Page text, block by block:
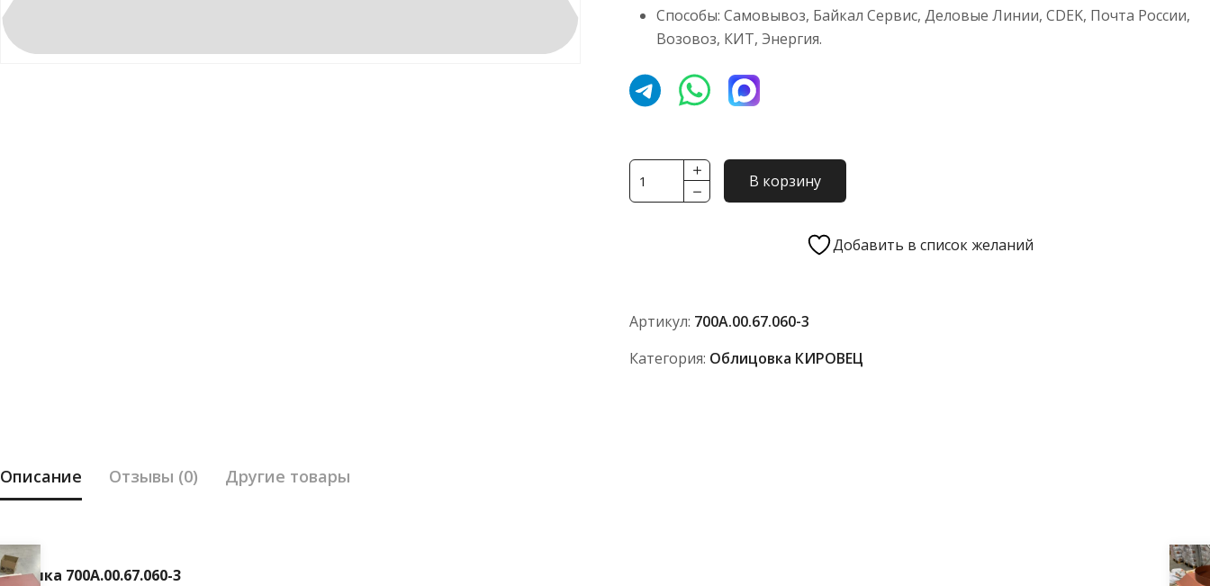
Способы: Самовывоз, Байкал Сервис, Деловые Линии, CDEK, Почта России,
Возовоз, КИТ, Энергия.
Количество
товара
В корзину
Добавить в список желаний
Артикул: 700А.00.67.060-3
Категория: Облицовка КИРОВЕЦ
Описание Отзывы (0) Другие товары
Крышка 700А.00.67.060-3